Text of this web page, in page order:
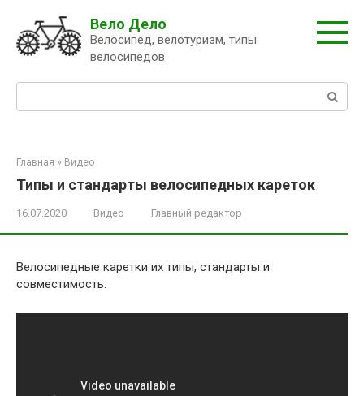
контенту
Вело Дело
Велосипед, велотуризм, типы
велосипедов
Главная » Видео
Типы и стандарты велосипедных кареток
16.07.2020 Видео Главный редактор
Велосипедные каретки их типы, стандарты и
совместимость.